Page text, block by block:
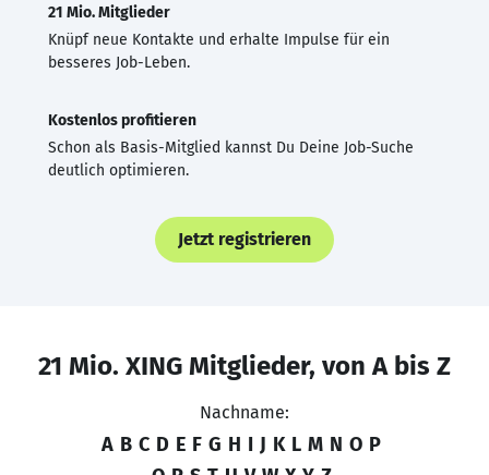
21 Mio. Mitglieder
Knüpf neue Kontakte und erhalte Impulse für ein
besseres Job-Leben.
Kostenlos profitieren
Schon als Basis-Mitglied kannst Du Deine Job-Suche
deutlich optimieren.
Jetzt registrieren
21 Mio. XING Mitglieder, von A bis Z
Nachname:
A B C D E F G H I J K L M N O P